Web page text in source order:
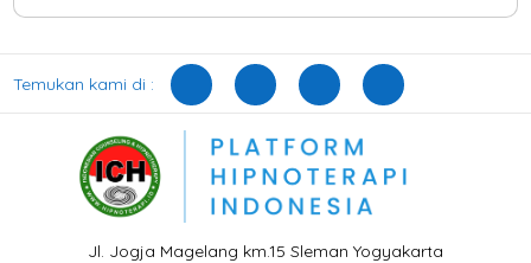
Temukan kami di :
Jl. Jogja Magelang km.15 Sleman Yogyakarta